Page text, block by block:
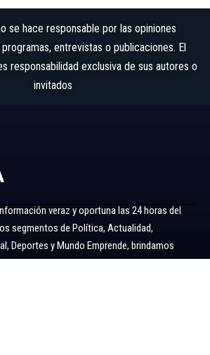
se hace responsable por las opiniones
entrevistas o publicaciones. El
responsabilidad exclusiva de sus autores o
invitados
veraz y oportuna las 24 horas del
segmentos de Política, Actualidad,
Deportes y Mundo Emprende, brindamos
para mantenerlo siempre informado.